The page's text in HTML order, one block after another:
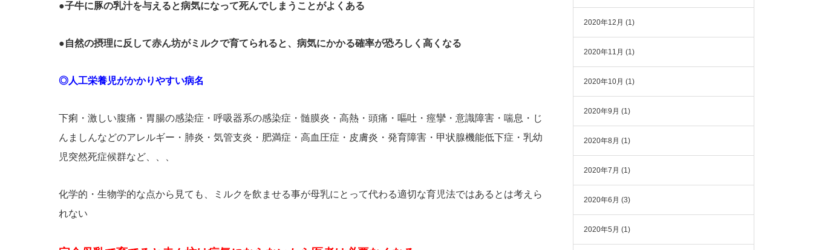
●子牛に豚の乳汁を与えると病気になって死んでしまうことがよくある
●自然の摂理に反して赤ん坊がミルクで育てられると、病気にかかる確率が恐ろしく高くなる
◎人工栄養児がかかりやすい病名
下痢・激しい腹痛・胃腸の感染症・呼吸器系の感染症・髄膜炎・高熱・頭痛・嘔吐・痙攣・意識障害・喘息・じ
んましんなどのアレルギー・肺炎・気管支炎・肥満症・高血圧症・皮膚炎・発育障害・甲状腺機能低下症・乳幼
児突然死症候群など、、、
化学的・生物学的な点から見ても、ミルクを飲ませる事が母乳にとって代わる適切な育児法ではあるとは考えら
れない
2020年12月 (1)
2020年11月 (1)
2020年10月 (1)
2020年9月 (1)
2020年8月 (1)
2020年7月 (1)
2020年6月 (3)
2020年5月 (1)